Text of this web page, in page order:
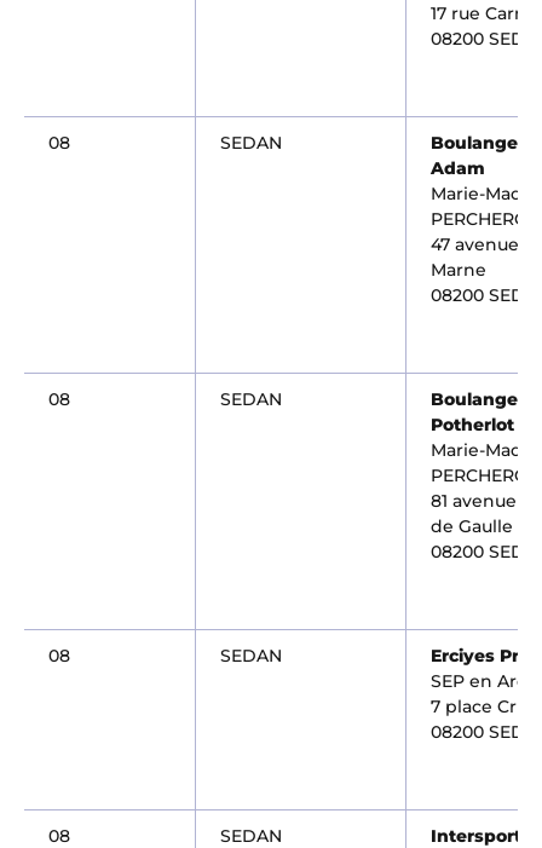
17 rue
08200
08 SEDAN
Boulangerie
Adam
Marie-
PERCHERON
47 avenue
Marne
08200
08 SEDAN
Boulangerie
Potherlot
Marie-
PERCHERON
81 avenue
de Gaulle
08200
08 SEDAN
Erciyes
SEP en
7 place
08200
08 SEDAN
Intersport